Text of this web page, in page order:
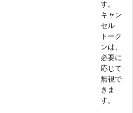
す。
キャン
セル
トーク
ンは、
必要に
応じて
無視で
きま
す。